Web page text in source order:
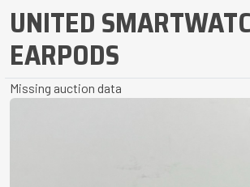
UNITED
EARPODS
Missing auction data